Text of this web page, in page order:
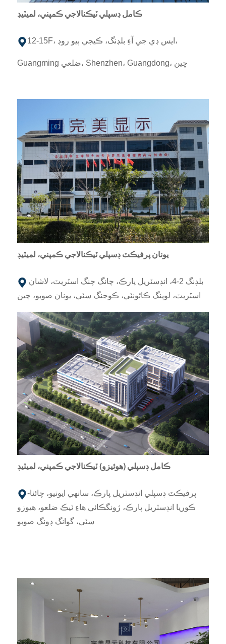
ڪامل ڊسپلي ٽيڪنالاجي ڪمپني، لميٽيڊ
12-15F، ايس ڊي جي آءِ بلڊنگ، ڪيجي ٻيو روڊ،
Guangming ضلعي، Shenzhen، Guangdong، چين
يونان پرفيڪٽ ڊسپلي ٽيڪنالاجي ڪمپني، لميٽيڊ
بلڊنگ 2-4، انڊسٽريل پارڪ، چانگ چنگ اسٽريٽ، لاشان
اسٽريٽ، لوپنگ ڪائونٽي، ڪوجنگ سٽي، يونان صوبو، چين
ڪامل ڊسپلي (هوئيزو) ٽيڪنالاجي ڪمپني، لميٽيڊ
پرفيڪٽ ڊسپلي انڊسٽريل پارڪ، سانهي ايونيو، چائنا-
ڪوريا انڊسٽريل پارڪ، ژونگڪائي هاءِ ٽيڪ ضلعو، هيوزو
سٽي، گوانگ ڊونگ صوبو